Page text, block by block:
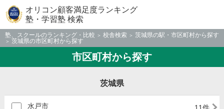
オリコン顧客満足度ランキング
塾・学習塾 検索
塾、スクールのランキング・比較 校舎検索
茨城県の駅・市区町村から探す
茨城県の市区町村から探す
市区町村から探す
茨城県
水戸市